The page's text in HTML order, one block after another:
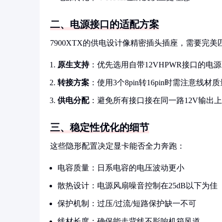
二、电源接口的适配方案
7900XTX的供电设计像精密插头插座，需要完美
原生支持：优先选用自带12VHPWR接口的电源
转接方案 ：使用3个8pin转16pin时需注意线材质
供电分配：避免所有接口接在同一路12V输出上
三、稳定性优化的细节
这些隐形配置决定显卡能否全力奔跑：
电容质量：日系电容的电压波动更小
散热设计：电源风扇噪音控制在25dB以下为佳
保护机制：过压/过流/短路保护缺一不可